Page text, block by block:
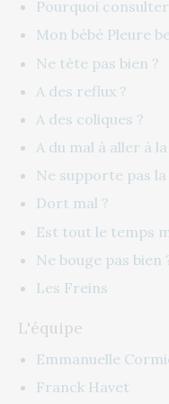
Pourquoi
Mon bébé Pleure
Ne tète pas bien ?
A des reflux ?
A des coliques ?
A du mal à aller à la
Ne supporte pas
Dort mal ?
Est tout le temps
Ne bouge pas bien
Les Freins
L'équipe
Emmanuelle
Franck Havet